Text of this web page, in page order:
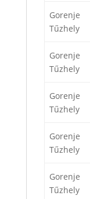
Gorenje
Tűzhely
Gorenje
Tűzhely
Gorenje
Tűzhely
Gorenje
Tűzhely
Gorenje
Tűzhely